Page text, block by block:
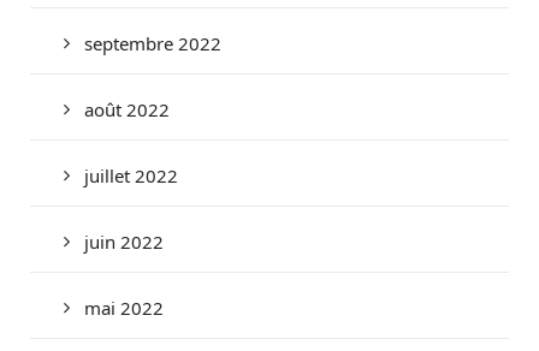
septembre 2022
août 2022
juillet 2022
juin 2022
mai 2022